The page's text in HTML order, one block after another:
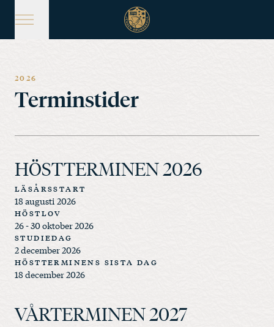
huvudinnehåll
2026
Terminstider
HÖSTTERMINEN 2026
LÄSÅRSSTART
18 augusti 2026
HÖSTLOV
26 - 30 oktober 2026
STUDIEDAG
2 december 2026
HÖSTTERMINENS SISTA DAG
18 december 2026
VÅRTERMINEN 2027